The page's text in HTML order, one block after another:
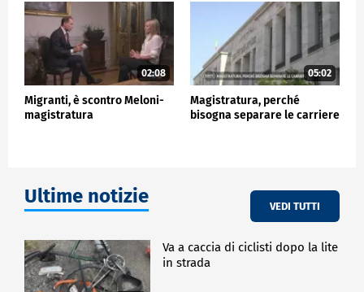
che sono fondamentali per ottenere il
finanziamento".
"La riduzione dell'arretrato civile pendente al 2019, a
fronte di un target atteso del -95% da raggiungere
entro dicembre 2024, al 31 ottobre 2024 presso le
Corti d'Appello era arrivato al 99,1%, mentre nei
tribunali ordinari è stata registrata una riduzione del
02:08
Migranti, è scontro Meloni-
magistratura
05:02
Magistratura, perché
bisogna separare le carriere
Ultime notizie VEDI TUTTI
Va a caccia di ciclisti dopo la lite
in strada